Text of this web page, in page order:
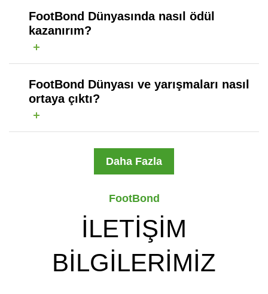
FootBond Dünyasında nasıl ödül
kazanırım?
FootBond Dünyası ve yarışmaları nasıl
ortaya çıktı?
Daha Fazla
FootBond
İLETİŞİM
BİLGİLERİMİZ